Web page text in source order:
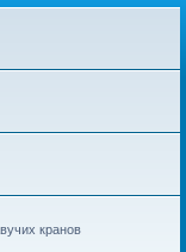
кранов